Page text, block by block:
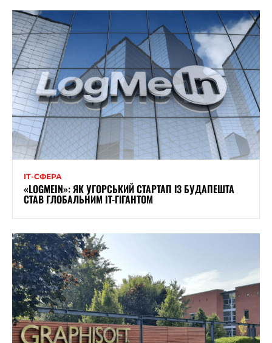
ІТ-СФЕРА
«LOGMEIN»: ЯК УГОРСЬКИЙ СТАРТАП ІЗ БУДАПЕШТА
СТАВ ГЛОБАЛЬНИМ IT-ГІГАНТОМ